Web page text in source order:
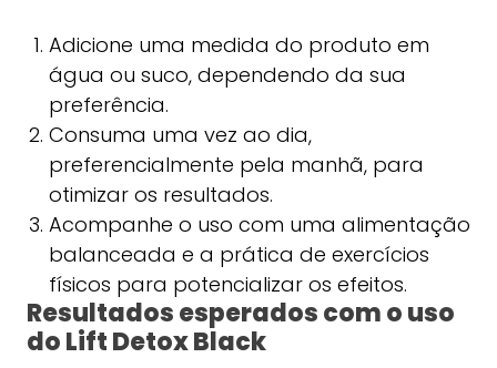
Adicione uma medida do produto em
água ou suco, dependendo da sua
preferência.
Consuma uma vez ao dia,
preferencialmente pela manhã, para
otimizar os resultados.
Acompanhe o uso com uma alimentação
balanceada e a prática de exercícios
físicos para potencializar os efeitos.
Resultados esperados com o uso
do Lift Detox Black